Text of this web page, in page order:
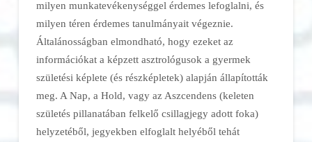
milyen munkatevékenységgel érdemes lefoglalni, és
milyen téren érdemes tanulmányait végeznie.
Általánosságban elmondható, hogy ezeket az
információkat a képzett asztrológusok a gyermek
születési képlete (és részképletek) alapján állapították
meg. A Nap, a Hold, vagy az Aszcendens (keleten
születés pillanatában felkelő csillagjegy adott foka)
helyzetéből, jegyekben elfoglalt helyéből tehát